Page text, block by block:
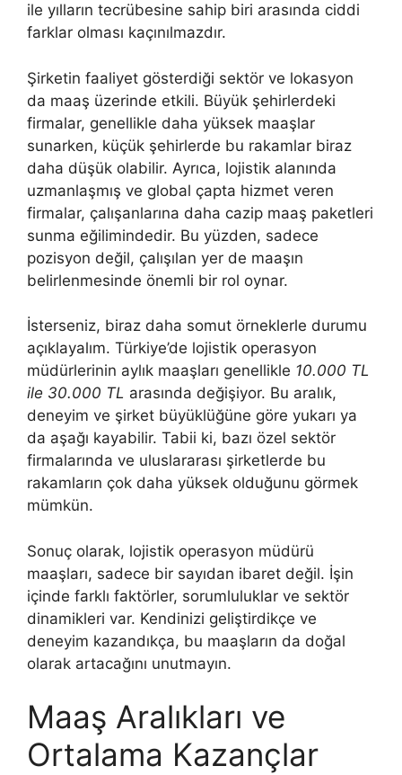
ile yılların tecrübesine sahip biri arasında ciddi
farklar olması kaçınılmazdır.
Şirketin faaliyet gösterdiği sektör ve lokasyon
da maaş üzerinde etkili. Büyük şehirlerdeki
firmalar, genellikle daha yüksek maaşlar
sunarken, küçük şehirlerde bu rakamlar biraz
daha düşük olabilir. Ayrıca, lojistik alanında
uzmanlaşmış ve global çapta hizmet veren
firmalar, çalışanlarına daha cazip maaş paketleri
sunma eğilimindedir. Bu yüzden, sadece
pozisyon değil, çalışılan yer de maaşın
belirlenmesinde önemli bir rol oynar.
İsterseniz, biraz daha somut örneklerle durumu
açıklayalım. Türkiye’de lojistik operasyon
müdürlerinin aylık maaşları genellikle 10.000 TL
ile 30.000 TL arasında değişiyor. Bu aralık,
deneyim ve şirket büyüklüğüne göre yukarı ya
da aşağı kayabilir. Tabii ki, bazı özel sektör
firmalarında ve uluslararası şirketlerde bu
rakamların çok daha yüksek olduğunu görmek
mümkün.
Sonuç olarak, lojistik operasyon müdürü
maaşları, sadece bir sayıdan ibaret değil. İşin
içinde farklı faktörler, sorumluluklar ve sektör
dinamikleri var. Kendinizi geliştirdikçe ve
deneyim kazandıkça, bu maaşların da doğal
olarak artacağını unutmayın.
Maaş Aralıkları ve
Ortalama Kazançlar